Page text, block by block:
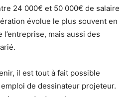
24 000€ et 50 000€ de salaire
évolue le plus souvent en
mais aussi des
il est tout à fait possible
emploi de dessinateur projeteur.